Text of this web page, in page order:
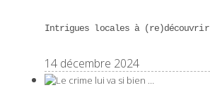
Intrigues locales à (re)découvrir
14 décembre 2024